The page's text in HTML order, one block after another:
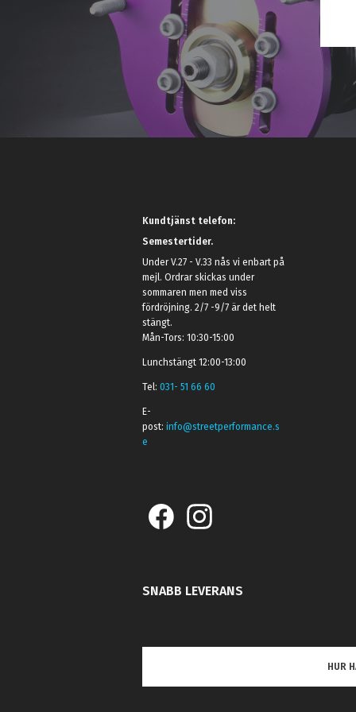
Kundtjänst telefon:
Semestertider.
Under V.27 - V.33 nås vi enbart på
mejl. Ordrar skickas under
sommaren men med viss
fördröjning. 2/7 -9/7 är det helt
stängt.
Mån-Tors: 10:30-15:00
Lunchstängt 12:00-13:00
Tel:031- 51 66 60
E-
post:info@streetperformance.s
e
SNABB LEVERANS
HUR